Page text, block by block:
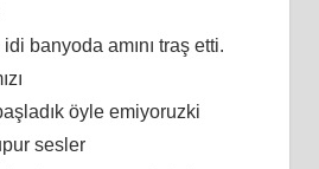
idi banyoda amını traş etti.
öyle emiyoruzki
sesler